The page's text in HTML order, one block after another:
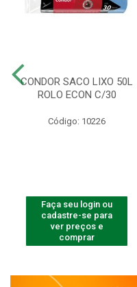
CONDOR SACO LIXO 50L
ROLO ECON C/30
Código: 10226
Faça seu login ou
cadastre-se para
ver preços e
comprar